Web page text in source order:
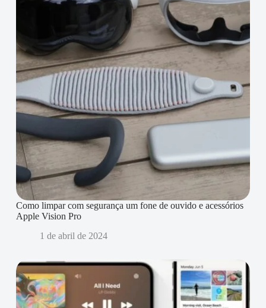
Como limpar com segurança um fone de ouvido e acessórios
Apple Vision Pro
1 de abril de 2024